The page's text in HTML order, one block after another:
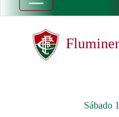
Sábado